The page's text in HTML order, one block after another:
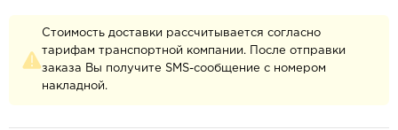
Стоимость доставки рассчитывается согласно
тарифам транспортной компании. После отправки
заказа Вы получите SMS-сообщение с номером
накладной.